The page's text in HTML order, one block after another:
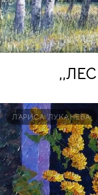
ЛАРИСА ЛУКАНЕВА